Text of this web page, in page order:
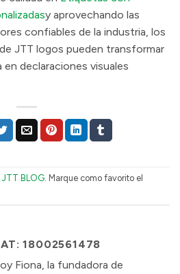
y aprovechando las
confiables de la industria, los
JTT logos pueden transformar
declaraciones visuales
JTT BLOG. Marque como favorito el
18002561478
Fiona, la fundadora de